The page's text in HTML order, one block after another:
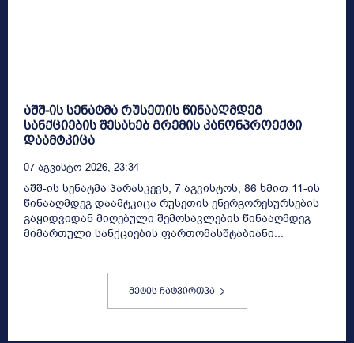
აშშ-ის სენატმა რუსეთის წინააღმდეგ
სანქციების შესახებ გრემის კანონპროექტი
დაამტკიცა
07 Აგვისტო 2026, 23:34
აშშ-ის სენატმა პარასკევს, 7 აგვისტოს, 86 ხმით 11-ის
წინააღმდეგ დაამტკიცა რუსეთის ენერგორესურსების
გაყიდვიდან მიღებული შემოსავლების წინააღმდეგ
მიმართული სანქციების ფართომასშტაბიანი...
მეტის ჩატვირთვა